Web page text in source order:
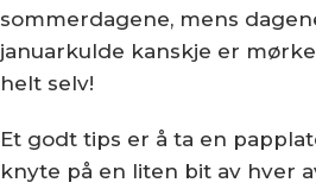
sommerdagene, mens
januarkulde kanskje er
helt selv!
Et godt tips er å ta en
knyte på en liten bit av hver